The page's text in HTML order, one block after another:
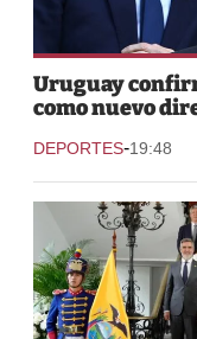
Uruguay
como nuevo
DEPORTES-19:48